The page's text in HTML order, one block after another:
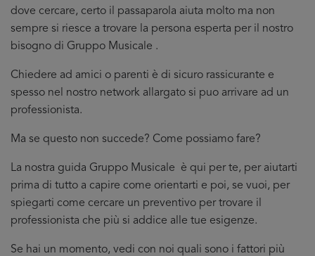
dove cercare, certo il passaparola aiuta molto ma non
sempre si riesce a trovare la persona esperta per il nostro
bisogno di Gruppo Musicale .
Chiedere ad amici o parenti è di sicuro rassicurante e
spesso nel nostro network allargato si puo arrivare ad un
professionista.
Ma se questo non succede? Come possiamo fare?
La nostra guida Gruppo Musicale è qui per te, per aiutarti
prima di tutto a capire come orientarti e poi, se vuoi, per
spiegarti come cercare un preventivo per trovare il
professionista che più si addice alle tue esigenze.
Se hai un momento, vedi con noi quali sono i fattori più